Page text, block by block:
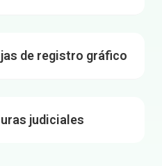
de registro gráfico
judiciales